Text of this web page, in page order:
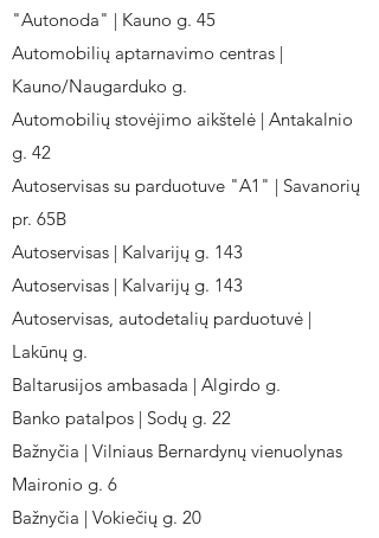
"Autonoda" | Kauno g. 45
Automobilių aptarnavimo centras |
Kauno/Naugarduko g.
Automobilių stovėjimo aikštelė | Antakalnio
g. 42
Autoservisas su parduotuve "A1" | Savanorių
pr. 65B
Autoservisas | Kalvarijų g. 143
Autoservisas | Kalvarijų g. 143
Autoservisas, autodetalių parduotuvė |
Lakūnų g.
Baltarusijos ambasada | Algirdo g.
Banko patalpos | Sodų g. 22
Bažnyčia | Vilniaus Bernardynų vienuolynas
Maironio g. 6
Bažnyčia | Vokiečių g. 20